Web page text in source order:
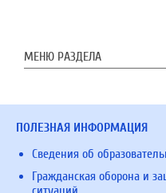
МЕНЮ РАЗДЕЛА
ПОЛЕЗНАЯ ИНФОРМАЦИЯ
Сведения об
Гражданская оборона и